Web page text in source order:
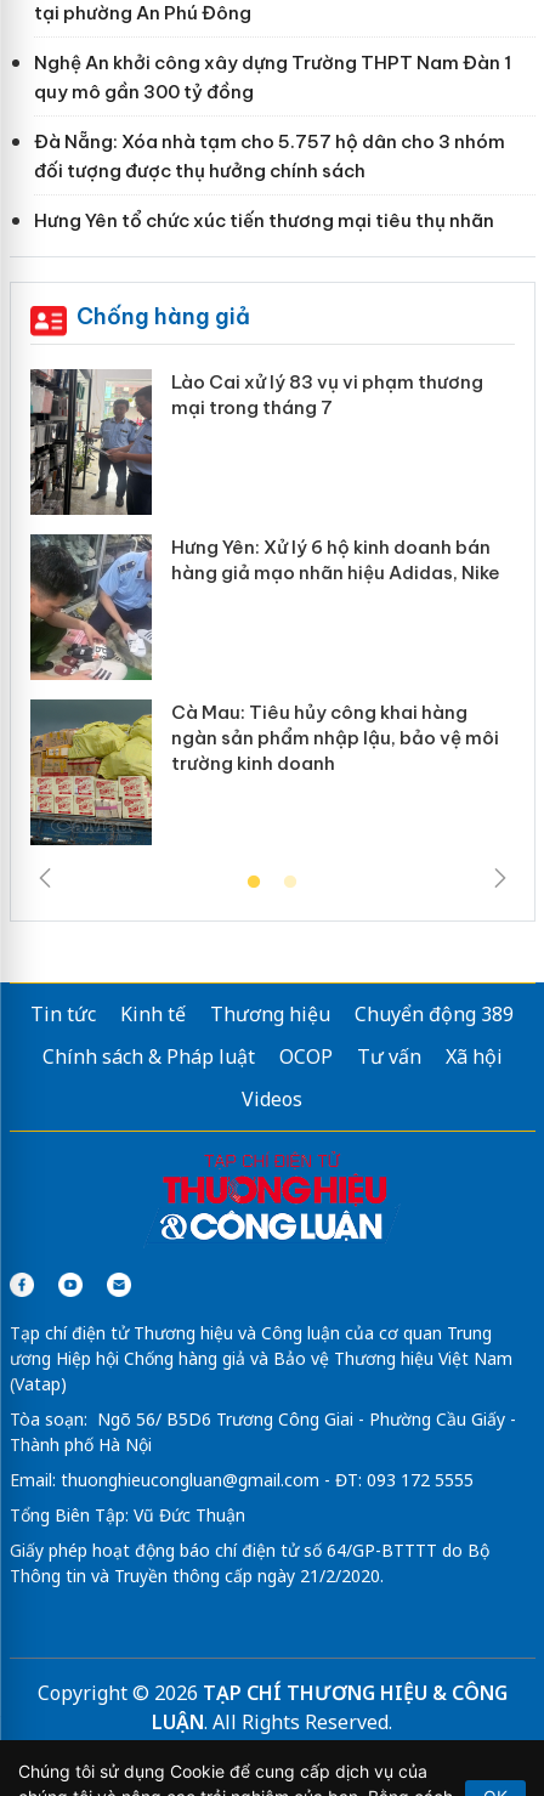
tại phường An Phú Đông
Nghệ An khởi công xây dựng Trường THPT Nam Đàn 1
quy mô gần 300 tỷ đồng
Đà Nẵng: Xóa nhà tạm cho 5.757 hộ dân cho 3 nhóm
đối tượng được thụ hưởng chính sách
Hưng Yên tổ chức xúc tiến thương mại tiêu thụ nhãn
Chống hàng giả
Lào Cai xử lý 83 vụ vi phạm thương
mại trong tháng 7
Hưng Yên: Xử lý 6 hộ kinh doanh bán
hàng giả mạo nhãn hiệu Adidas, Nike
Cà Mau: Tiêu hủy công khai hàng
ngàn sản phẩm nhập lậu, bảo vệ môi
trường kinh doanh
Tin tức Kinh tế Thương hiệu
Chuyển động 389
Chính sách & Pháp luật
OCOP Tư vấn
Xã hội
Videos
Tạp chí điện tử Thương hiệu và Công luận của cơ quan Trung
ương Hiệp hội Chống hàng giả và Bảo vệ Thương hiệu Việt Nam
(Vatap)
Tòa soạn: Ngõ 56/ B5D6 Trương Công Giai - Phường Cầu Giấy -
Thành phố Hà Nội
Email: thuonghieucongluan@gmail.com - ĐT: 093 172 5555
Tổng Biên Tập: Vũ Đức Thuận
Giấy phép hoạt động báo chí điện tử số 64/GP-BTTTT do Bộ
Thông tin và Truyền thông cấp ngày 21/2/2020.
Copyright © 2026 TẠP CHÍ THƯƠNG HIỆU & CÔNG
LUẬN. All Rights Reserved.
Bản quyền thuộc Tạp chí Thương hiệu và Công luận. Cấm
sao chép dưới mọi hình thức nếu không có sự chấp thuận
Chúng tôi sử dụng Cookie để cung cấp dịch vụ của